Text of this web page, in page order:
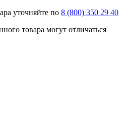
уточняйте по 8 (800) 350 29 40
товара могут отличаться